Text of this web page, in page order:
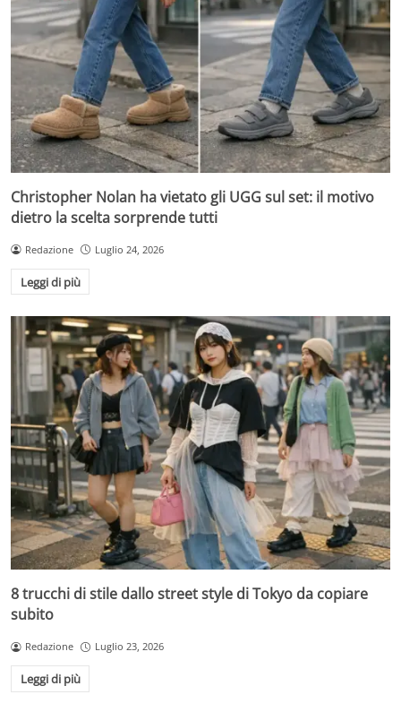
Christopher Nolan ha vietato gli UGG sul set: il motivo
dietro la scelta sorprende tutti
Redazione Luglio 24, 2026
Leggi di più
8 trucchi di stile dallo street style di Tokyo da copiare
subito
Redazione Luglio 23, 2026
Leggi di più